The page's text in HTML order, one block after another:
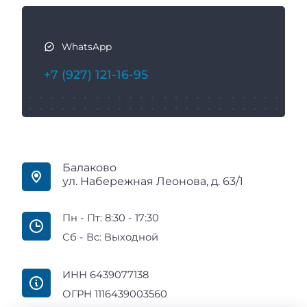
WhatsApp
+7 (927) 121-16-95
Балаково
ул. Набережная Леонова, д. 63/1
Пн - Пт: 8:30 - 17:30
Сб - Вс: Выходной
ИНН 6439077138
ОГРН 1116439003560